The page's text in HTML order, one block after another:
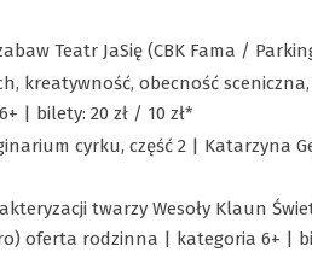
Teatr JaSię (CBK Fama /
kreatywność, obecność
| bilety: 20 zł / 10 zł*
cyrku, część 2 | Katarzyna
twarzy Wesoły Klaun
oferta rodzinna | kategoria 6+ |